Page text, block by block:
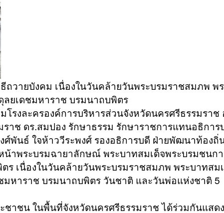
วายบังคม เนื่องในวันคล้ายวันพระบรมราชสมภพ พ
ยเดชมหาราช บรมนาถบพิตร
รงละครองค์การบริหารส่วนจังหวัดนครศรีธรรมราช
าช ดร.สมปอง รักษาธรรม รักษาราชการแทนอธิการ
ศ์พันธ์ ใจห้าววีระพงศ์ รองอธิการบดี ฝ่ายพัฒนาท้องถิ่
าพระบรมฉายาลักษณ์ พระบาทสมเด็จพระบรมชนกา
เนื่องในวันคล้ายวันพระบรมราชสมภพ พระบาทสม
หาราช บรมนาถบพิตร วันชาติ และวันพ่อแห่งชาติ 5
าชน ในพื้นที่จังหวัดนครศรีธรรมราช ได้ร่วมกันแสด